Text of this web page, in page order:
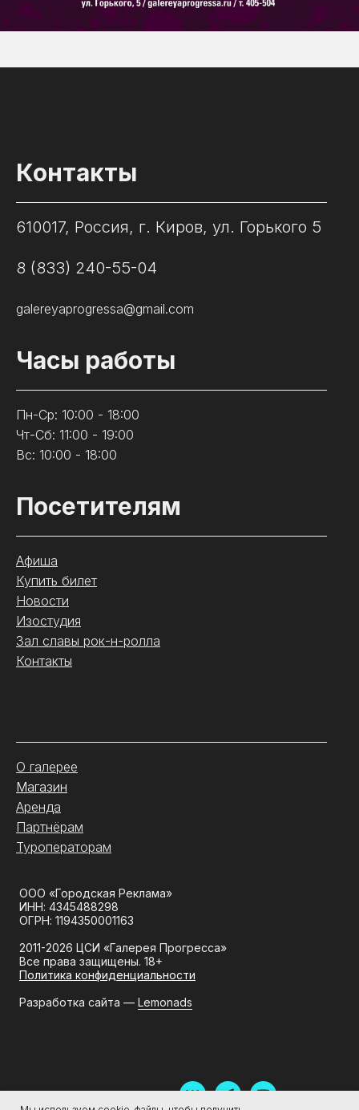
Контакты
610017, Россия, г. Киров, ул. Горького 5
8 (833) 240-55-04
galereyaprogressa@gmail.com
Часы работы
Пн-Ср: 10:00 - 18:00
Чт-Сб: 11:00 - 19:00
Вс: 10:00 - 18:00
Посетителям
Афиша
Купить билет
Новости
Изостудия
Зал славы рок-н-ролла
Контакты
О галерее
Магазин
Аренда
Партнёрам
Туроператорам
ООО «Городская Реклама»
ИНН: 4345488298
ОГРН: 1194350001163
2011-2026 ЦСИ «Галерея Прогресса»
Все права защищены. 18+
Политика конфиденциальности
Разработка сайта — Lemonads